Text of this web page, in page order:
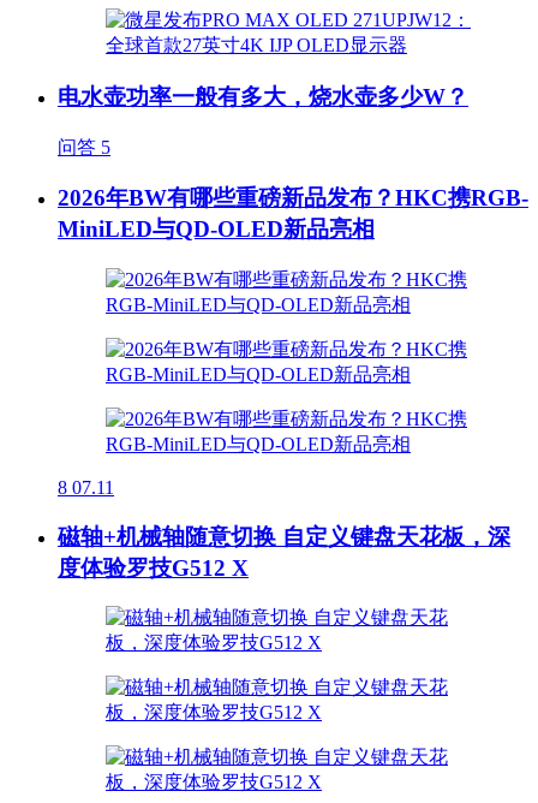
电水壶功率一般有多大，烧水壶多少W？
问答 5
2026年BW有哪些重磅新品发布？HKC携RGB-
MiniLED与QD-OLED新品亮相
8 07.11
磁轴+机械轴随意切换 自定义键盘天花板，深
度体验罗技G512 X